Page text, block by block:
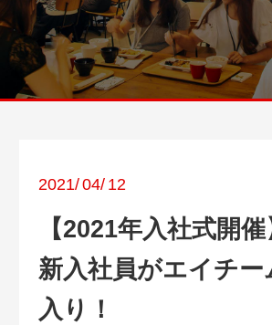
2021/04/ 12
【2021年入社式開
新入社員がエイチー
入り！